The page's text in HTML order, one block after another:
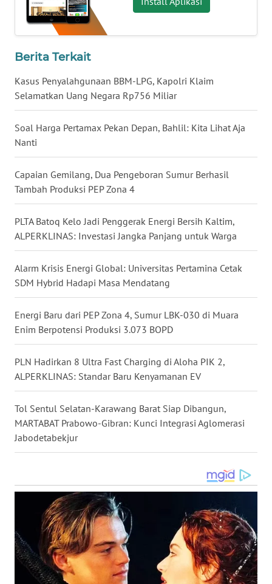
Berita Terkait
Kasus Penyalahgunaan BBM-LPG, Kapolri Klaim
Selamatkan Uang Negara Rp756 Miliar
Soal Harga Pertamax Pekan Depan, Bahlil: Kita Lihat Aja
Nanti
Capaian Gemilang, Dua Pengeboran Sumur Berhasil
Tambah Produksi PEP Zona 4
PLTA Batoq Kelo Jadi Penggerak Energi Bersih Kaltim,
ALPERKLINAS: Investasi Jangka Panjang untuk Warga
Alarm Krisis Energi Global: Universitas Pertamina Cetak
SDM Hybrid Hadapi Masa Mendatang
Energi Baru dari PEP Zona 4, Sumur LBK-030 di Muara
Enim Berpotensi Produksi 3.073 BOPD
PLN Hadirkan 8 Ultra Fast Charging di Aloha PIK 2,
ALPERKLINAS: Standar Baru Kenyamanan EV
Tol Sentul Selatan-Karawang Barat Siap Dibangun,
MARTABAT Prabowo-Gibran: Kunci Integrasi Aglomerasi
Jabodetabekjur
WN
KALBAR
KALTENG
WN
WN
WN
KALTIM
WN
SULSEL
WN
GORONTALO
WN
SULUT
WN
MALUKU
WN
MALUT
WN
DANAU
TOBA
WN
NIAS